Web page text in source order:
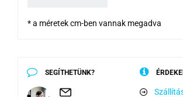
* a méretek cm-ben vannak megadva
SEGÍTHETÜNK?